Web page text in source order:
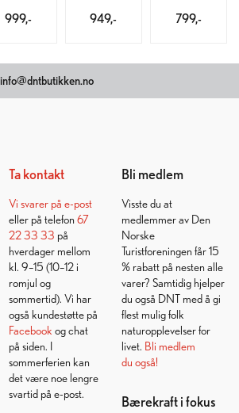
999,- 949,- 799,-
info@dntbutikken.no
Ta kontakt
Vi svarer på e-post
eller på telefon 67
22 33 33 på
hverdager mellom
kl. 9–15 (10–12 i
romjul og
sommertid). Vi har
også kundestøtte på
Facebook og chat
på siden. I
sommerferien kan
det være noe lengre
svartid på e-post.
Bli medlem
Visste du at
medlemmer av Den
Norske
Turistforeningen får 15
% rabatt på nesten alle
varer? Samtidig hjelper
du også DNT med å gi
flest mulig folk
naturopplevelser for
livet. Bli medlem
du også!
Bærekraft i fokus